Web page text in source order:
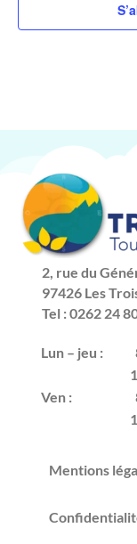
2, rue du
97426 Les
Tel : 0262 24
Lun – jeu :
Ven :
Mentions